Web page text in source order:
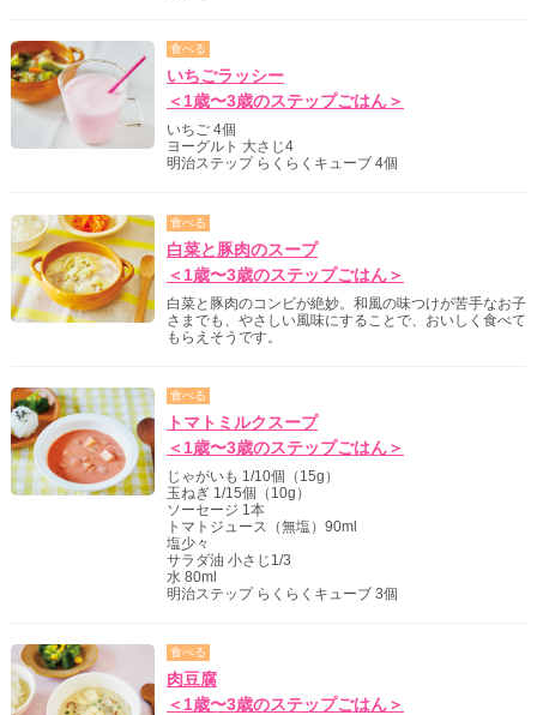
食べる
いちごラッシー
＜1歳〜3歳のステップごはん＞
いちご 4個
ヨーグルト 大さじ4
明治ステップ らくらくキューブ 4個
食べる
白菜と豚肉のスープ
＜1歳〜3歳のステップごはん＞
白菜と豚肉のコンビが絶妙。和風の味つけが苦手なお子
さまでも、やさしい風味にすることで、おいしく食べて
もらえそうです。
食べる
トマトミルクスープ
＜1歳〜3歳のステップごはん＞
じゃがいも 1/10個（15g）
玉ねぎ 1/15個（10g）
ソーセージ 1本
トマトジュース（無塩）90ml
塩少々
サラダ油 小さじ1/3
水 80ml
明治ステップ らくらくキューブ 3個
食べる
肉豆腐
＜1歳〜3歳のステップごはん＞